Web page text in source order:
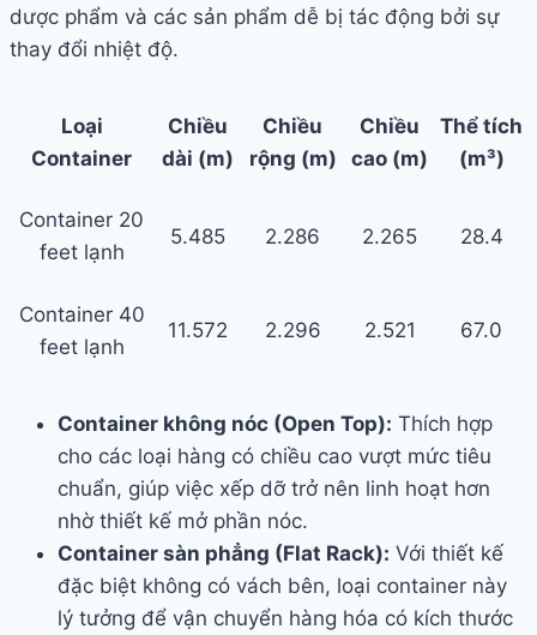
dược phẩm và các sản phẩm dễ bị tác động bởi sự
thay đổi nhiệt độ.
Loại
Container
Chiều
dài (m)
Chiều
rộng (m)
Chiều
cao (m)
Thể tích
(m³)
Container 20
feet lạnh
5.485 2.286 2.265 28.4
Container 40
feet lạnh
11.572 2.296 2.521 67.0
Container không nóc (Open Top): Thích hợp
cho các loại hàng có chiều cao vượt mức tiêu
chuẩn, giúp việc xếp dỡ trở nên linh hoạt hơn
nhờ thiết kế mở phần nóc.
Container sàn phẳng (Flat Rack): Với thiết kế
đặc biệt không có vách bên, loại container này
lý tưởng để vận chuyển hàng hóa có kích thước